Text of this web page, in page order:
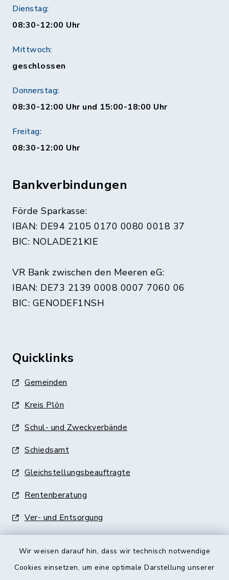
Wir weisen darauf hin, dass wir technisch notwendige
Cookies einsetzen, um eine optimale Darstellung unserer
Dienstag:
08:30-12:00 Uhr
Mittwoch:
geschlossen
Donnerstag:
08:30-12:00 Uhr und 15:00-18:00 Uhr
Freitag:
08:30-12:00 Uhr
Bankverbindungen
Förde Sparkasse:
IBAN: DE94 2105 0170 0080 0018 37
BIC: NOLADE21KIE
VR Bank zwischen den Meeren eG:
IBAN: DE73 2139 0008 0007 7060 06
BIC: GENODEF1NSH
Quicklinks
Gemeinden
Kreis Plön
Schul- und Zweckverbände
Schiedsamt
Gleichstellungsbeauftragte
Rentenberatung
Ver- und Entsorgung